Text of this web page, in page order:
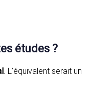
études ?
. L’équivalent serait un